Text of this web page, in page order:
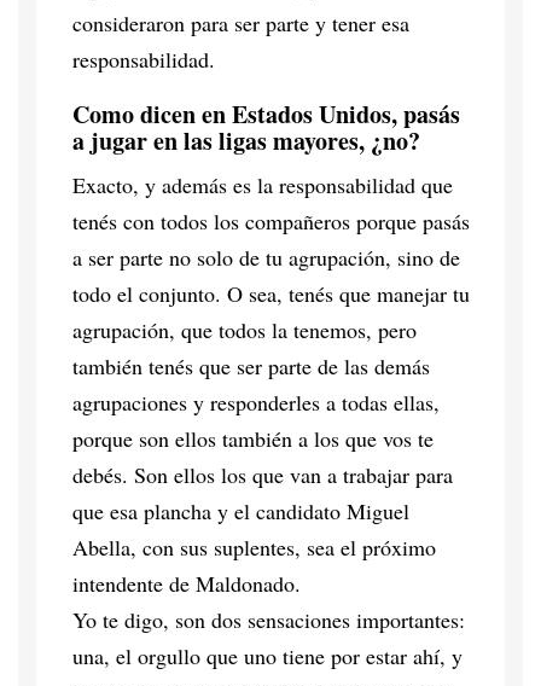
consideraron para ser parte y tener esa
responsabilidad.
Como dicen en Estados Unidos, pasás
a jugar en las ligas mayores, ¿no?
Exacto, y además es la responsabilidad que
tenés con todos los compañeros porque pasás
a ser parte no solo de tu agrupación, sino de
todo el conjunto. O sea, tenés que manejar tu
agrupación, que todos la tenemos, pero
también tenés que ser parte de las demás
agrupaciones y responderles a todas ellas,
porque son ellos también a los que vos te
debés. Son ellos los que van a trabajar para
que esa plancha y el candidato Miguel
Abella, con sus suplentes, sea el próximo
intendente de Maldonado.
Yo te digo, son dos sensaciones importantes:
una, el orgullo que uno tiene por estar ahí, y